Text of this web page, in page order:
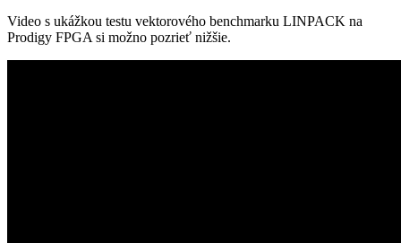
Video s ukážkou testu vektorového benchmarku LINPACK na
Prodigy FPGA si možno pozrieť nižšie.